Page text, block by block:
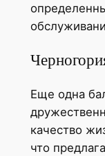
Еще одна
качество
что